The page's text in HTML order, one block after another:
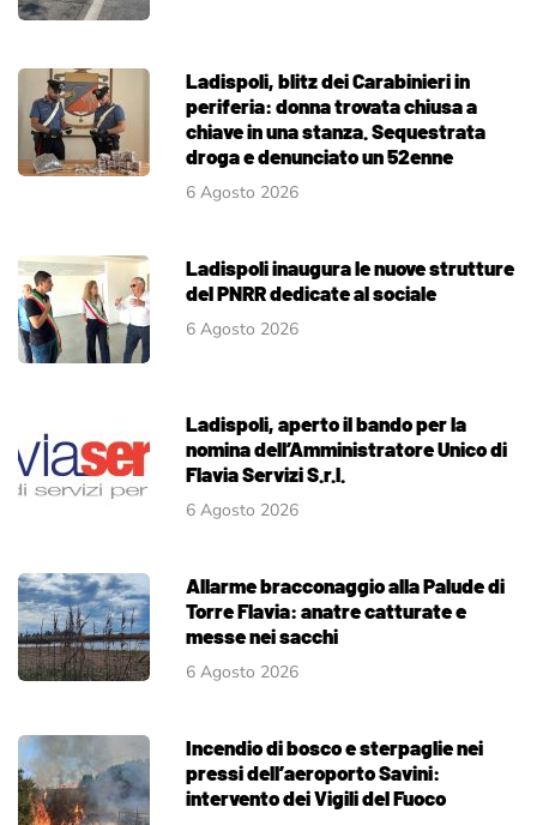
Ladispoli, blitz dei Carabinieri in
periferia: donna trovata chiusa a
chiave in una stanza. Sequestrata
droga e denunciato un 52enne
6 Agosto 2026
Ladispoli inaugura le nuove strutture
del PNRR dedicate al sociale
6 Agosto 2026
Ladispoli, aperto il bando per la
nomina dell’Amministratore Unico di
Flavia Servizi S.r.l.
6 Agosto 2026
Allarme bracconaggio alla Palude di
Torre Flavia: anatre catturate e
messe nei sacchi
6 Agosto 2026
Incendio di bosco e sterpaglie nei
pressi dell’aeroporto Savini:
intervento dei Vigili del Fuoco